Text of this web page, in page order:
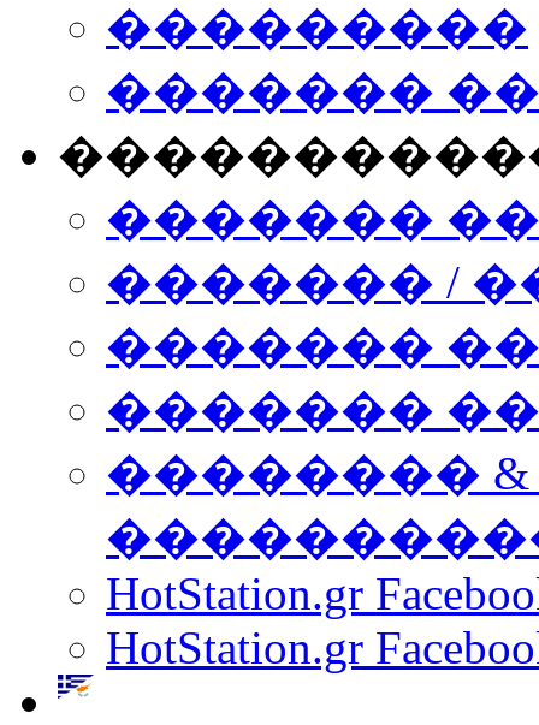
���������
�������
�������
������� /
�������
������� ���
��������
HotStation.gr
HotStation.gr